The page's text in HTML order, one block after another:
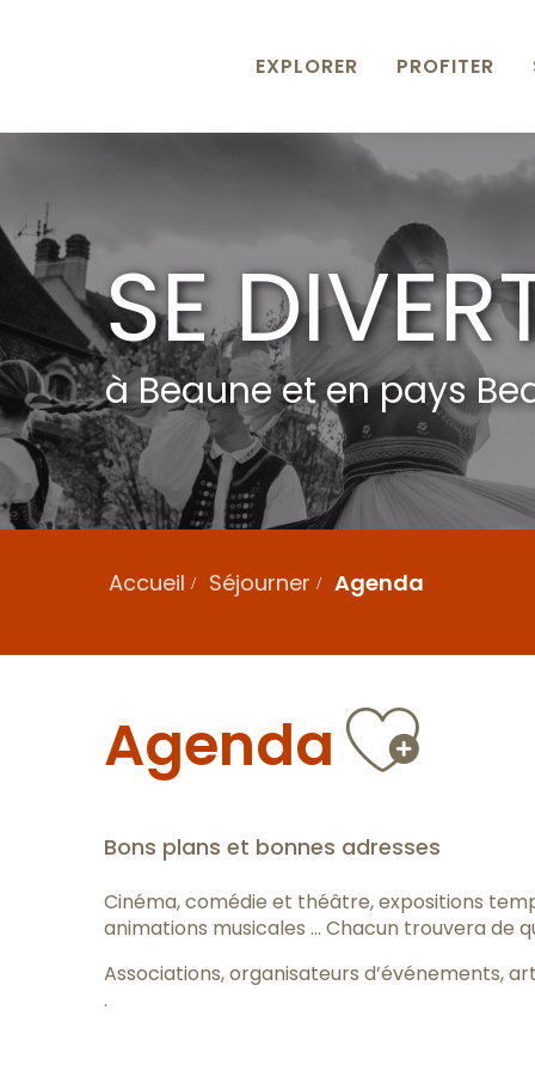
EXPLORER PROFITER
SE
à Beaune et en pays
Accueil Séjourner Agenda
Agenda
Bons plans et bonnes adresses
Cinéma, comédie et théâtre, expositions
animations musicales … Chacun trouvera de
Associations, organisateurs d’événements,
.